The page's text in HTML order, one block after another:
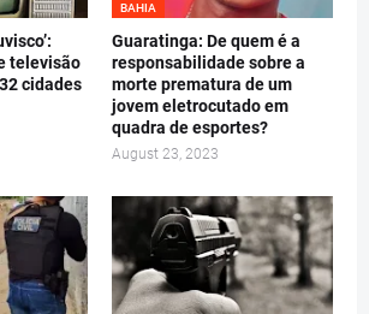
televisão
cidades
BAHIA
Guaratinga: De quem é a
responsabilidade sobre a
morte prematura de um
jovem eletrocutado em
quadra de esportes?
August 23, 2023